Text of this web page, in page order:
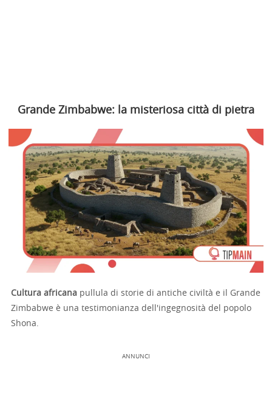
Grande Zimbabwe: la misteriosa città di pietra
Cultura africana pullula di storie di antiche civiltà e il Grande
Zimbabwe è una testimonianza dell'ingegnosità del popolo
Shona.
ANNUNCI